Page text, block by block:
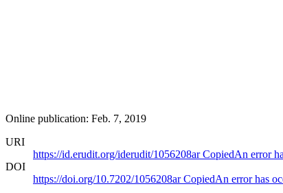
Online publication: Feb. 7, 2019
URI
https://id.erudit.org/iderudit/1056208arCopiedAn error
DOI
https://doi.org/10.7202/1056208arCopiedAn error has